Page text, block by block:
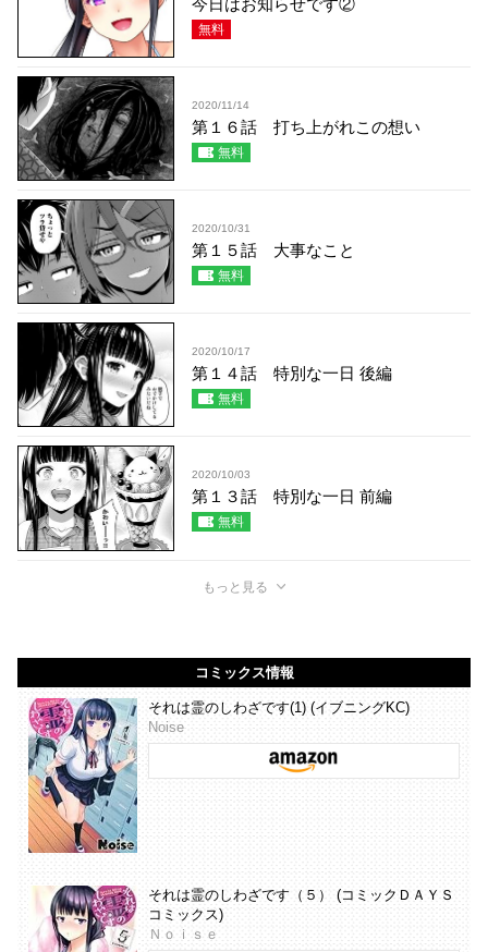
無料
2020/11/14
第１６話 打ち上がれこの想い
無料
2020/10/31
第１５話 大事なこと
無料
2020/10/17
第１４話 特別な一日 後編
無料
2020/10/03
第１３話 特別な一日 前編
無料
もっと見る
コミックス情報
それは霊のしわざです(1) (イブニングKC)
Noise
それは霊のしわざです（５） (コミックＤＡＹＳ
コミックス)
Ｎｏｉｓｅ